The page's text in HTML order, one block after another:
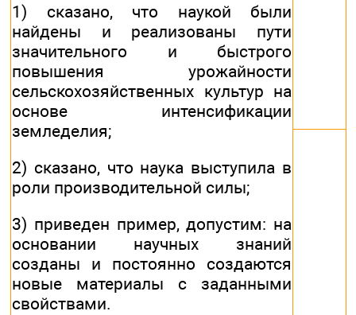
1) сказано, что наукой были
найдены и реализованы пути
значительного и быстрого
повышения урожайности
сельскохозяйственных культур на
основе интенсификации
земледелия;
2) сказано, что наука выступила в
роли производительной силы;
3) приведен пример, допустим: на
основании научных знаний
созданы и постоянно создаются
новые материалы с заданными
свойствами.